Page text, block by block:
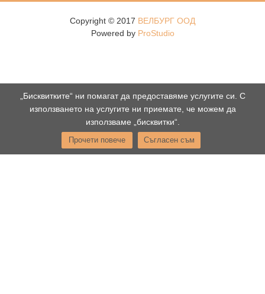
Copyright © 2017 ВЕЛБУРГ ООД
Powered by ProStudio
„Бисквитките“ ни помагат да предоставяме услугите си. С
използването на услугите ни приемате, че можем да
използваме „бисквитки“.
Прочети повече Съгласен съм